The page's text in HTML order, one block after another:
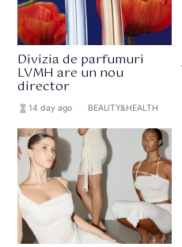
Divizia de parfumuri
LVMH are un nou
director
hourglass_full14 day ago BEAUTY&HEALTH